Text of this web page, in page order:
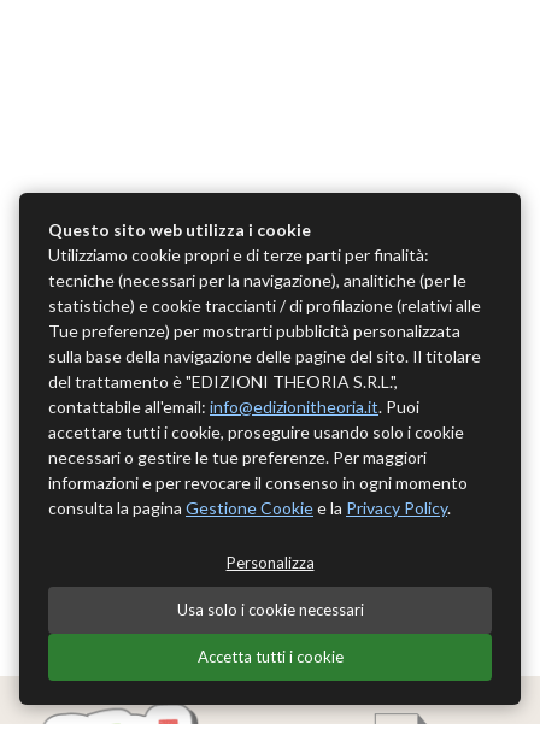
Questo sito web utilizza i cookie
Utilizziamo cookie propri e di terze parti per finalità:
tecniche (necessari per la navigazione), analitiche (per le
statistiche) e cookie traccianti / di profilazione (relativi alle
Tue preferenze) per mostrarti pubblicità personalizzata
sulla base della navigazione delle pagine del sito. Il titolare
del trattamento è "EDIZIONI THEORIA S.R.L.",
contattabile all'email: info@edizionitheoria.it. Puoi
accettare tutti i cookie, proseguire usando solo i cookie
necessari o gestire le tue preferenze. Per maggiori
informazioni e per revocare il consenso in ogni momento
consulta la pagina Gestione Cookiee la Privacy Policy.
Personalizza
Usa solo i cookie necessari
Accetta tutti i cookie